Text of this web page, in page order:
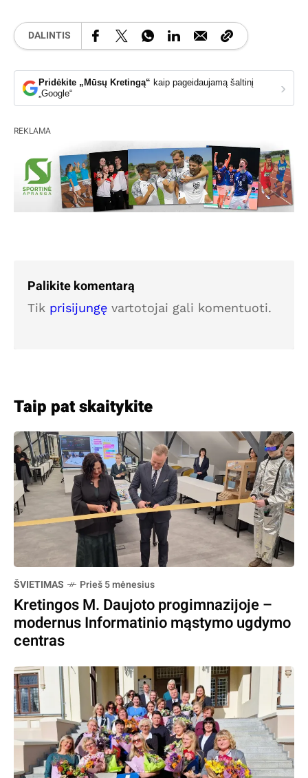
DALINTIS
Pridėkite „Mūsų Kretingą“ kaip pageidaujamą šaltinį
„Google“
›
REKLAMA
Palikite komentarą
Tik prisijungę vartotojai gali komentuoti.
Taip pat skaitykite
ŠVIETIMAS Prieš 5 mėnesius
Kretingos M. Daujoto progimnazijoje –
modernus Informatinio mąstymo ugdymo
centras